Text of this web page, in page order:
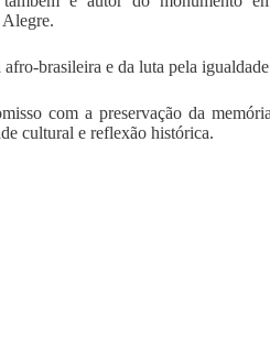
brasileira e da luta pela
com a preservação da
cultural e reflexão histórica.